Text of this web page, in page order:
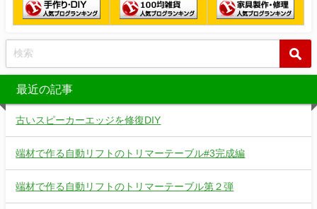
最近の記事
古いスピーカーエッジを修復DIY
端材で作る自動リフトのトリマーテーブル#3完成編
端材で作る自動リフトのトリマーテーブル第２弾